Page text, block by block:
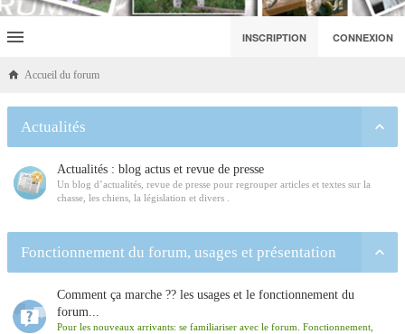
INSCRIPTION CONNEXION
Accueil du forum
Actualités
Actualités : blog actus et revue de presse
Un blog d’actualités, revue de presse pour regrouper articles et textes sur la
chasse, les chiens, la législation et divers .
Fonctionnement du forum, usages et présentation
Comment ça marche ?? les usages et le fonctionnement du
forum...
Pour les nouveaux arrivants: se familiariser avec le forum. Fonctionnement,